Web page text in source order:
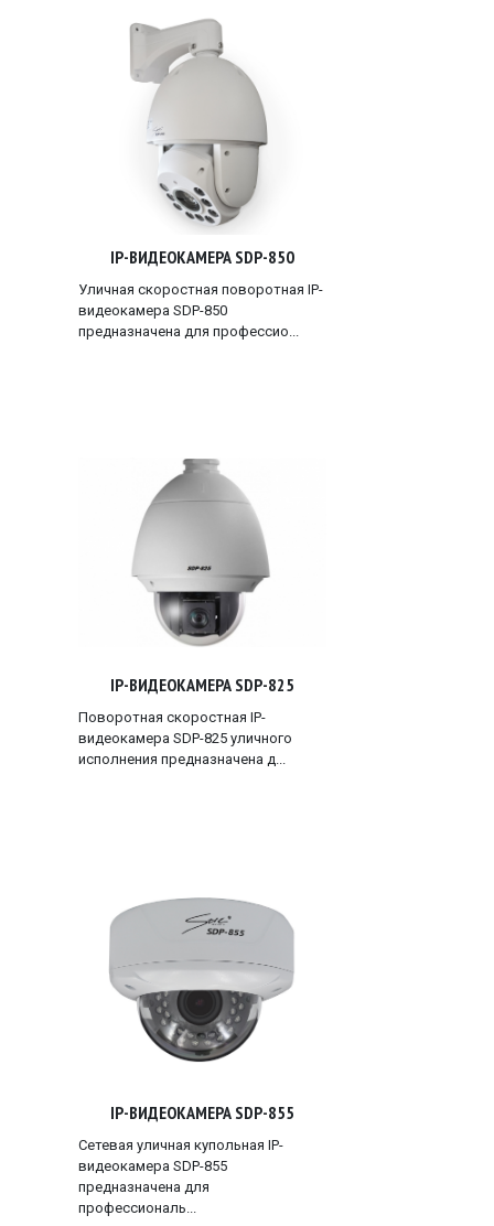
IP-ВИДЕОКАМЕРА SDP-850
Уличная скоростная поворотная IP-
видеокамера SDP-850
предназначена для профессио...
IP-ВИДЕОКАМЕРА SDP-825
Поворотная скоростная IP-
видеокамера SDP-825 уличного
исполнения предназначена д...
IP-ВИДЕОКАМЕРА SDP-855
Сетевая уличная купольная IP-
видеокамера SDP-855
предназначена для
профессиональ...